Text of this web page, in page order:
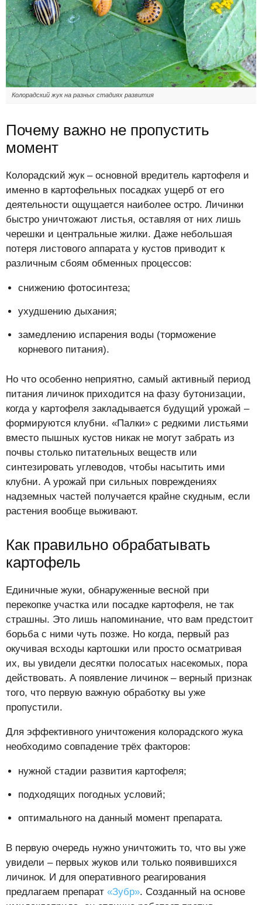
Колорадский жук на разных стадиях развития
Почему важно не пропустить
момент
Колорадский жук – основной вредитель картофеля и
именно в картофельных посадках ущерб от его
деятельности ощущается наиболее остро. Личинки
быстро уничтожают листья, оставляя от них лишь
черешки и центральные жилки. Даже небольшая
потеря листового аппарата у кустов приводит к
различным сбоям обменных процессов:
снижению фотосинтеза;
ухудшению дыхания;
замедлению испарения воды (торможение
корневого питания).
Но что особенно неприятно, самый активный период
питания личинок приходится на фазу бутонизации,
когда у картофеля закладывается будущий урожай –
формируются клубни. «Палки» с редкими листьями
вместо пышных кустов никак не могут забрать из
почвы столько питательных веществ или
синтезировать углеводов, чтобы насытить ими
клубни. А урожай при сильных повреждениях
надземных частей получается крайне скудным, если
растения вообще выживают.
Как правильно обрабатывать
картофель
Единичные жуки, обнаруженные весной при
перекопке участка или посадке картофеля, не так
страшны. Это лишь напоминание, что вам предстоит
борьба с ними чуть позже. Но когда, первый раз
окучивая всходы картошки или просто осматривая
их, вы увидели десятки полосатых насекомых, пора
действовать. А появление личинок – верный признак
того, что первую важную обработку вы уже
пропустили.
Для эффективного уничтожения колорадского жука
необходимо совпадение трёх факторов:
нужной стадии развития картофеля;
подходящих погодных условий;
оптимального на данный момент препарата.
В первую очередь нужно уничтожить то, что вы уже
увидели – первых жуков или только появившихся
личинок. И для оперативного реагирования
предлагаем препарат «Зубр». Созданный на основе